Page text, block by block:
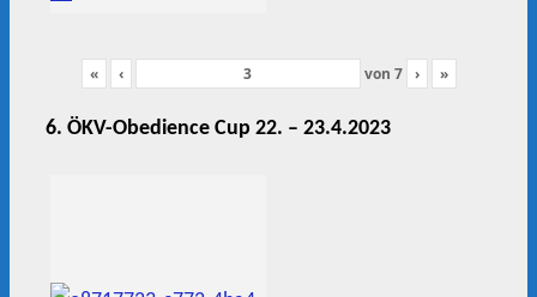
« ‹ von 7 › »
6. ÖKV-Obedience Cup 22. – 23.4.2023